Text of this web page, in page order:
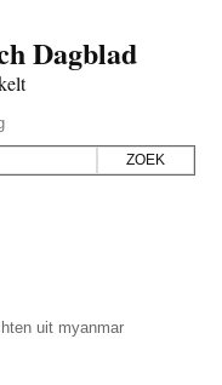
Dagblad
uit myanmar